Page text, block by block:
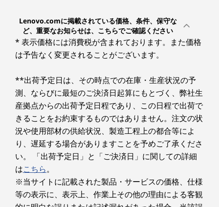
丸でかこって、即検索！
ホームボタンを長押しすると、
Google「かこって検索」が起動します。
あとは、検索したいものに指やLenovo
Tab Pen Plusの操作で円を描くだけ。タ
ブレットに表示されているものを即座に
タブ
プを
オ、
ムボ
Lenovo.comに掲載されている価格、条件、保守な
ど、重要なお知らせは、こちらでご確認ください
* 表示価格には消費税が含まれております。また価格
は予告なく変更されることがございます。
**出荷予定日は、その時点での在庫・生産状況の予
測、ならびに最短のご決済日起算にもとづく、弊社生
産拠点からの出荷予定日程であり、この日程で出荷で
きることをお約束するものではありません。注文の状
況や使用部材の供給状況、製造工程上の都合等によ
り、遅延する場合がありますことを予めご了承くださ
い。 「出荷予定日」と「ご決済日」に関しての詳細
はこちら。
※当サイトに記載された製品・サービスの価格、仕様
等の表示に、表示上、作業上その他の理由による客観